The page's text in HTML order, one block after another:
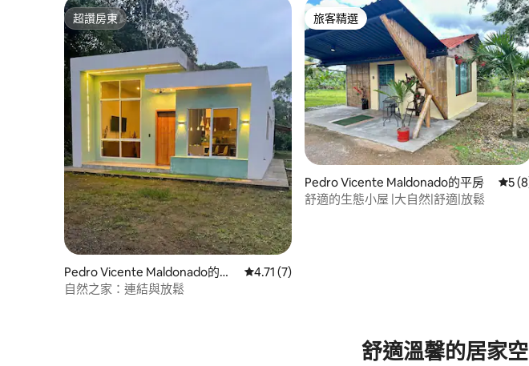
超讚房東
超讚房東
Pedro Vicente Maldonado的房
源
從 7 則評價中獲得 4.71 的平均評分（滿分 5 分）
4.71 (7)
自然之家：連結與放鬆
旅客精選
旅客精選
Pedro Vicente Maldonado的平房 從 8
5
舒適的生態小屋 |大自然|舒適|放鬆
舒適溫馨的居家